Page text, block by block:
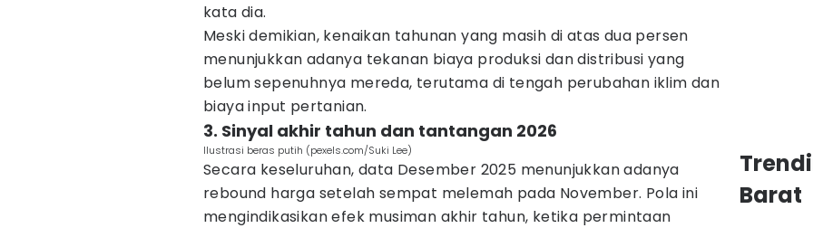
kata dia.
Meski demikian, kenaikan tahunan yang masih di atas dua persen
menunjukkan adanya tekanan biaya produksi dan distribusi yang
belum sepenuhnya mereda, terutama di tengah perubahan iklim dan
biaya input pertanian.
3. Sinyal akhir tahun dan tantangan 2026
Ilustrasi beras putih (pexels.com/Suki Lee)
Secara keseluruhan, data Desember 2025 menunjukkan adanya
rebound harga setelah sempat melemah pada November. Pola ini
mengindikasikan efek musiman akhir tahun, ketika permintaan
Barat